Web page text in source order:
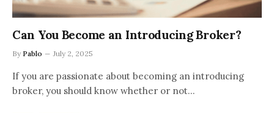
Can You Become an Introducing Broker?
By Pablo July 2, 2025
If you are passionate about becoming an introducing
broker, you should know whether or not…